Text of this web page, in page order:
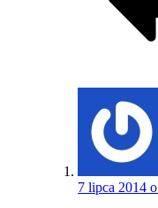
7 lipca 2014